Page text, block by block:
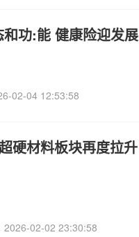
功:能 健康险迎发
02-04 12:53:58
硬材料板块再度拉
2026-02-02 23:30:58